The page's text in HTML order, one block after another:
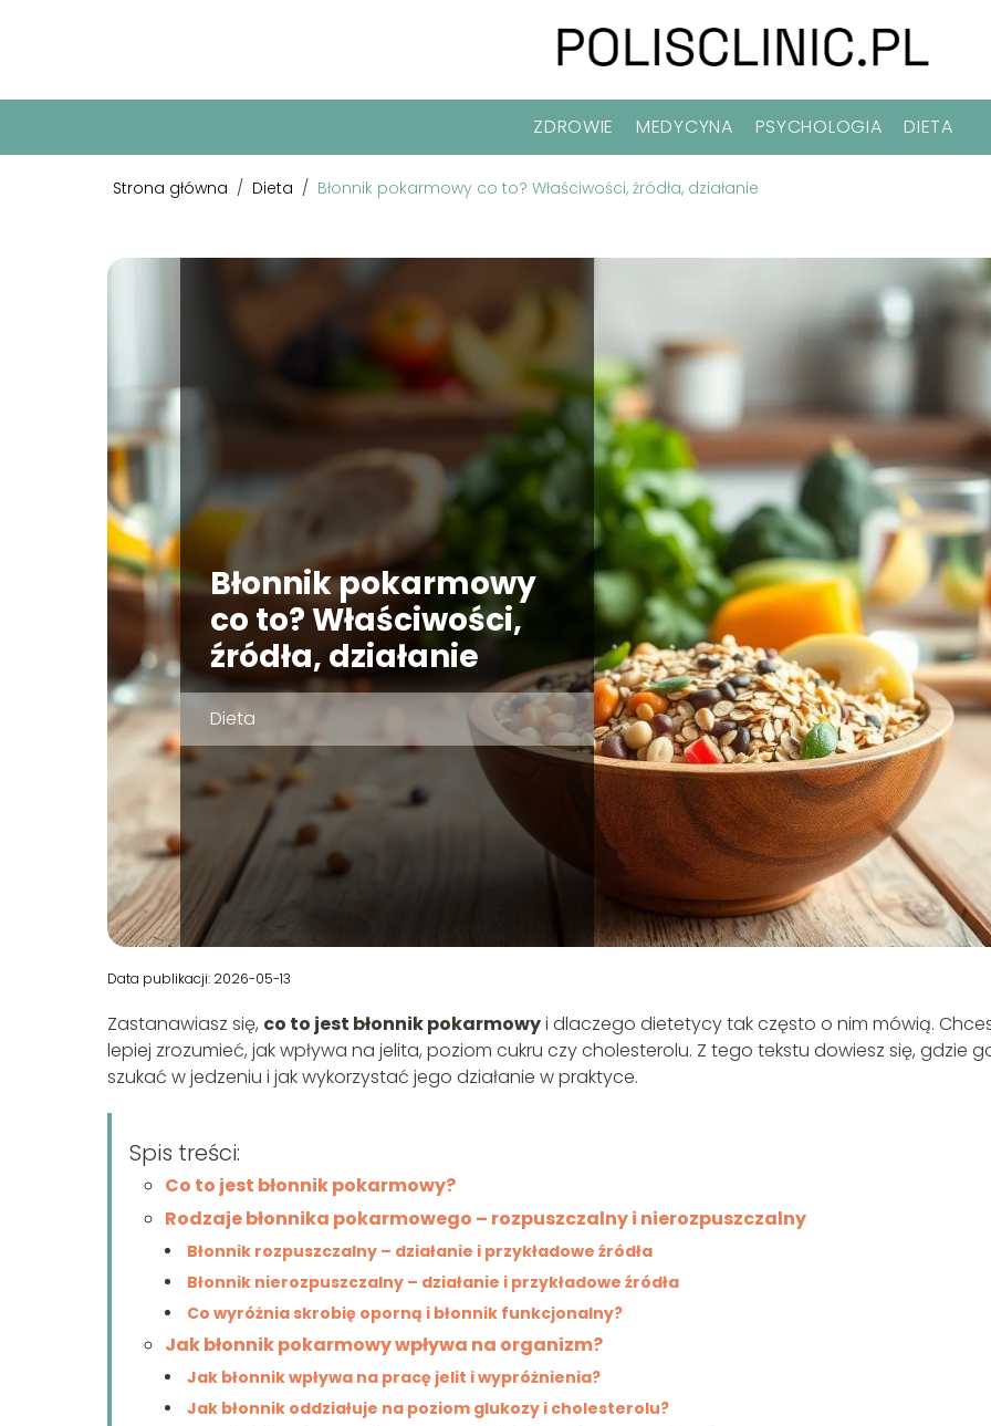
ZDROWIE MEDYCYNA PSYCHOLOGIA DIETA
Strona główna / Dieta / Błonnik pokarmowy co to? Właściwości, źródła, działanie
Błonnik pokarmowy
co to? Właściwości,
źródła, działanie
Dieta
Data publikacji: 2026-05-13
Zastanawiasz się, co to jest błonnik pokarmowyi dlaczego dietetycy tak często o nim mówią.
lepiej zrozumieć, jak wpływa na jelita, poziom cukru czy cholesterolu. Z tego tekstu dowiesz się, gdzie
szukać w jedzeniu i jak wykorzystać jego działanie w praktyce.
Spis treści:
Co to jest błonnik pokarmowy?
Rodzaje błonnika pokarmowego – rozpuszczalny i nierozpuszczalny
Błonnik rozpuszczalny – działanie i przykładowe źródła
Błonnik nierozpuszczalny – działanie i przykładowe źródła
Co wyróżnia skrobię oporną i błonnik funkcjonalny?
Jak błonnik pokarmowy wpływa na organizm?
Jak błonnik wpływa na pracę jelit i wypróżnienia?
Jak błonnik oddziałuje na poziom glukozy i cholesterolu?